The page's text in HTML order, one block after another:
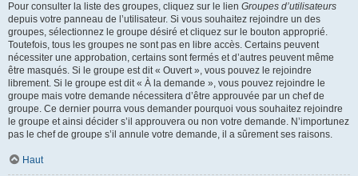
Pour consulter la liste des groupes, cliquez sur le lien Groupes d’utilisateurs
depuis votre panneau de l’utilisateur. Si vous souhaitez rejoindre un des
groupes, sélectionnez le groupe désiré et cliquez sur le bouton approprié.
Toutefois, tous les groupes ne sont pas en libre accès. Certains peuvent
nécessiter une approbation, certains sont fermés et d’autres peuvent même
être masqués. Si le groupe est dit « Ouvert », vous pouvez le rejoindre
librement. Si le groupe est dit « À la demande », vous pouvez rejoindre le
groupe mais votre demande nécessitera d’être approuvée par un chef de
groupe. Ce dernier pourra vous demander pourquoi vous souhaitez rejoindre
le groupe et ainsi décider s’il approuvera ou non votre demande. N’importunez
pas le chef de groupe s’il annule votre demande, il a sûrement ses raisons.
Haut